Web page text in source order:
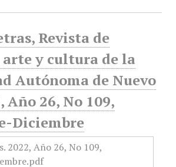
Revista de
y cultura de la
Autónoma de Nuevo
Año 26, No 109,
Diciembre